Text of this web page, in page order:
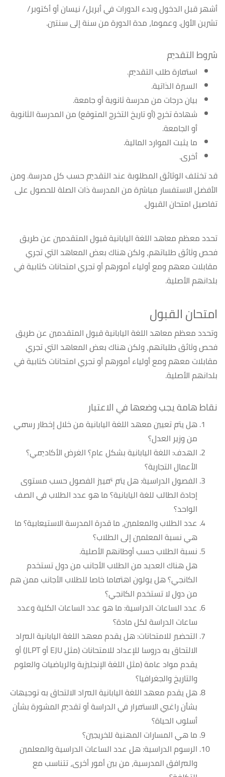
أشهر قبل الدخول وبدء الدورات في أبريل/ نيسان أو أكتوبر/
تشرين الأول. وعموما، مدة الدورة من سنة إلى سنتين.
شروط التقديم
استمارة طلب التقديم.
السيرة الذاتية.
بيان درجات من مدرسة ثانوية أو جامعة.
شهادة تخرج (أو تاريخ التخرج المتوقع) من المدرسة الثانوية
أو الجامعة.
ما يثبت الموارد المالية.
أخرى.
قد تختلف الوثائق المطلوبة عند التقديم حسب كل مدرسة. ومن
الأفضل الاستفسار مباشرة من المدرسة ذات الصلة للحصول على
تفاصيل امتحان القبول.
تحدد معظم معاهد اللغة اليابانية قبول المتقدمين عن طريق
فحص وثائق طلباتهم، ولكن هناك بعض المعاهد التي تجري
مقابلات معهم ومع أولياء أمورهم أو تجري امتحانات كتابية في
بلدانهم الأصلية.
امتحان القبول
وتحدد معظم معاهد اللغة اليابانية قبول المتقدمين عن طريق
فحص وثائق طلباتهم، ولكن هناك بعض المعاهد التي تجري
مقابلات معهم ومع أولياء أمورهم أو تجري امتحانات كتابية في
بلدانهم الأصلية.
نقاط هامة يجب وضعها في الاعتبار
هل يتم تعيين معهد اللغة اليابانية من خلال إخطار رسمي
من وزير العدل؟
الهدف: اللغة اليابانية بشكل عام؟ الغرض الأكاديمي؟
الأعمال التجارية؟
الفصول الدراسية: هل يتم تمييز الفصول حسب مستوى
إجادة الطالب للغة اليابانية؟ ما هو عدد الطلاب في الصف
الواحد؟
عدد الطلاب والمعلمين، ما قدرة المدرسة الاستيعابية؟ ما
هي نسبة المعلمين إلى الطلاب؟
نسبة الطلاب حسب أوطانهم الأصلية.
هل هناك العديد من الطلاب الأجانب من دول تستخدم
الكانجي؟ هل يولون اهتماما خاصا للطلاب الأجانب ممن هم
من دول لا تستخدم الكانجي؟
عدد الساعات الدراسية: ما هو عدد الساعات الكلية وعدد
ساعات الدراسة لكل مادة؟
التحضير للامتحانات: هل يقدم معهد اللغة اليابانية المراد
الالتحاق به دروسا للإعداد للامتحانات (مثل EJU أو JLPT) أو
يقدم مواد عامة (مثل اللغة الإنجليزية والرياضيات والعلوم
والتاريخ والجغرافيا؟
هل يقدم معهد اللغة اليابانية المراد الالتحاق به توجيهات
بشأن راغبي الاستمرار في الدراسة أو تقديم المشورة بشأن
أسلوب الحياة؟
ما هي المسارات المهنية للخريجين؟
الرسوم الدراسية: هل عدد الساعات الدراسية والمعلمين
والمرافق المدرسية، من بين أمور أخرى، تتناسب مع